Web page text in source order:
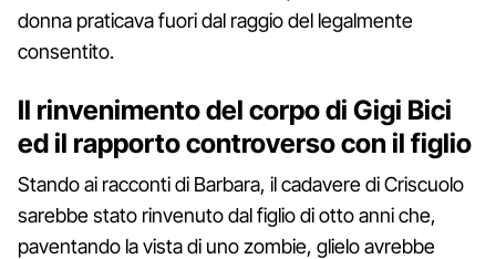
donna praticava fuori dal raggio del legalmente
consentito.
Il rinvenimento del corpo di Gigi Bici
ed il rapporto controverso con il figlio
Stando ai racconti di Barbara, il cadavere di Criscuolo
sarebbe stato rinvenuto dal figlio di otto anni che,
paventando la vista di uno zombie, glielo avrebbe